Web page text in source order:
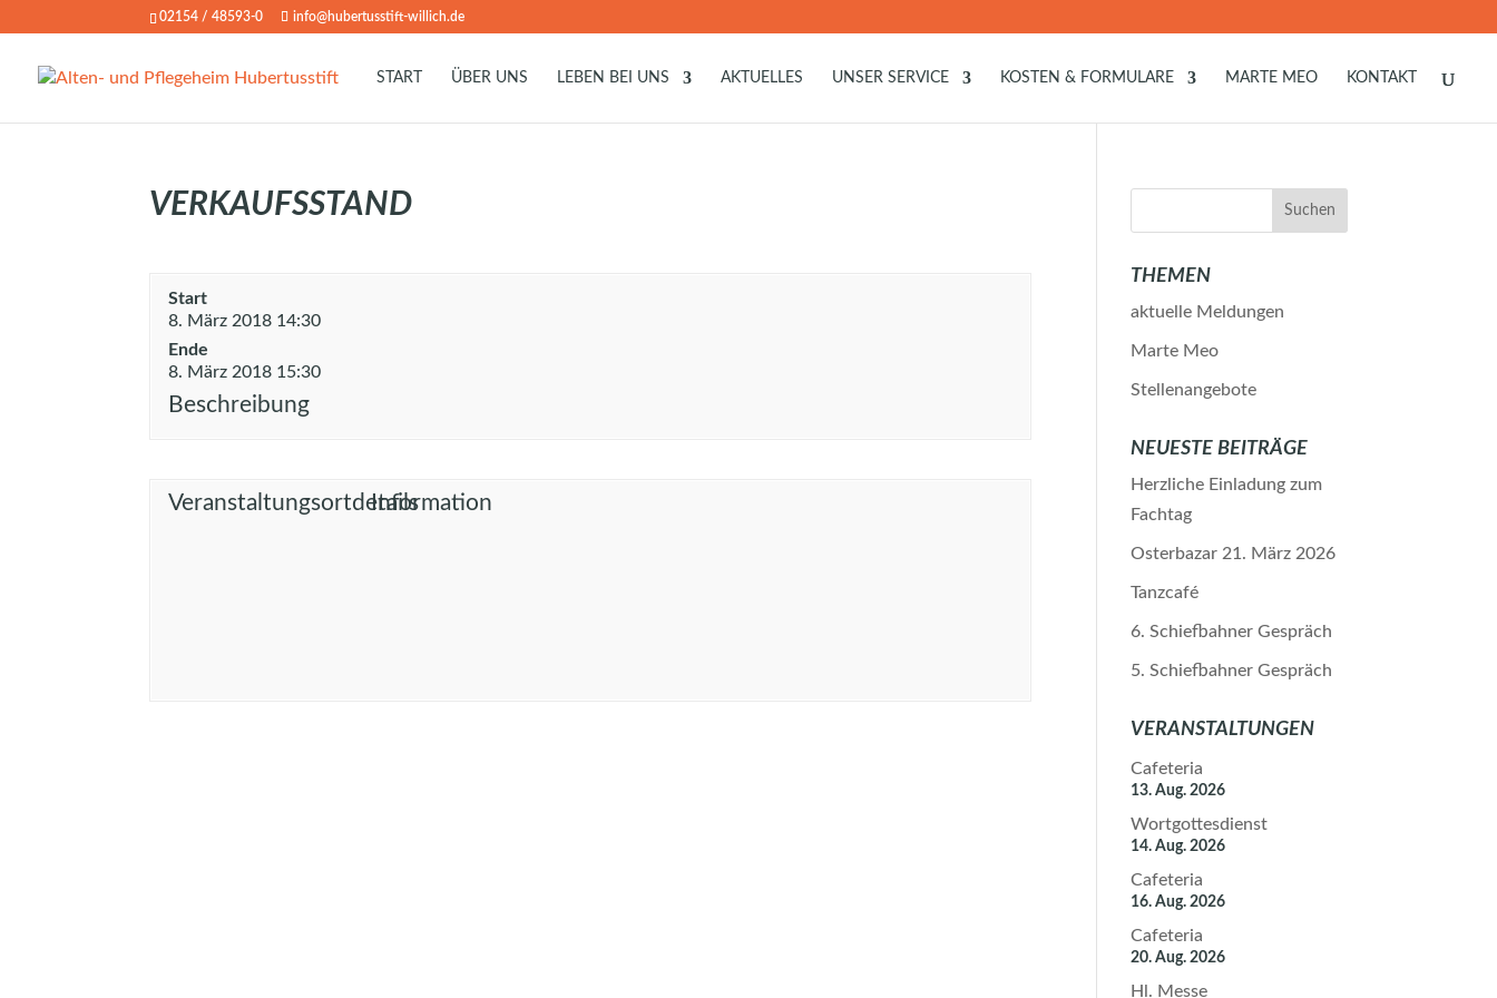
02154 / 48593-0 info@hubertusstift-willich.de
START ÜBER UNS LEBEN BEI UNS AKTUELLES UNSER SERVICE KOSTEN & FORMULARE MARTE MEO KONTAKT
VERKAUFSSTAND
Start
8. März 2018 14:30
Ende
8. März 2018 15:30
Beschreibung
VeranstaltungsortdetailsInformation
THEMEN
aktuelle Meldungen
Marte Meo
Stellenangebote
NEUESTE BEITRÄGE
Herzliche Einladung zum
Fachtag
Osterbazar 21. März 2026
Tanzcafé
6. Schiefbahner Gespräch
5. Schiefbahner Gespräch
VERANSTALTUNGEN
Cafeteria
13. Aug. 2026
Wortgottesdienst
14. Aug. 2026
Cafeteria
16. Aug. 2026
Cafeteria
20. Aug. 2026
Hl. Messe